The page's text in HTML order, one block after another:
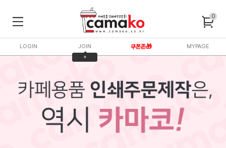
0
LOGIN
JOIN
+
3,000P
쿠폰존🎁 MYPAGE